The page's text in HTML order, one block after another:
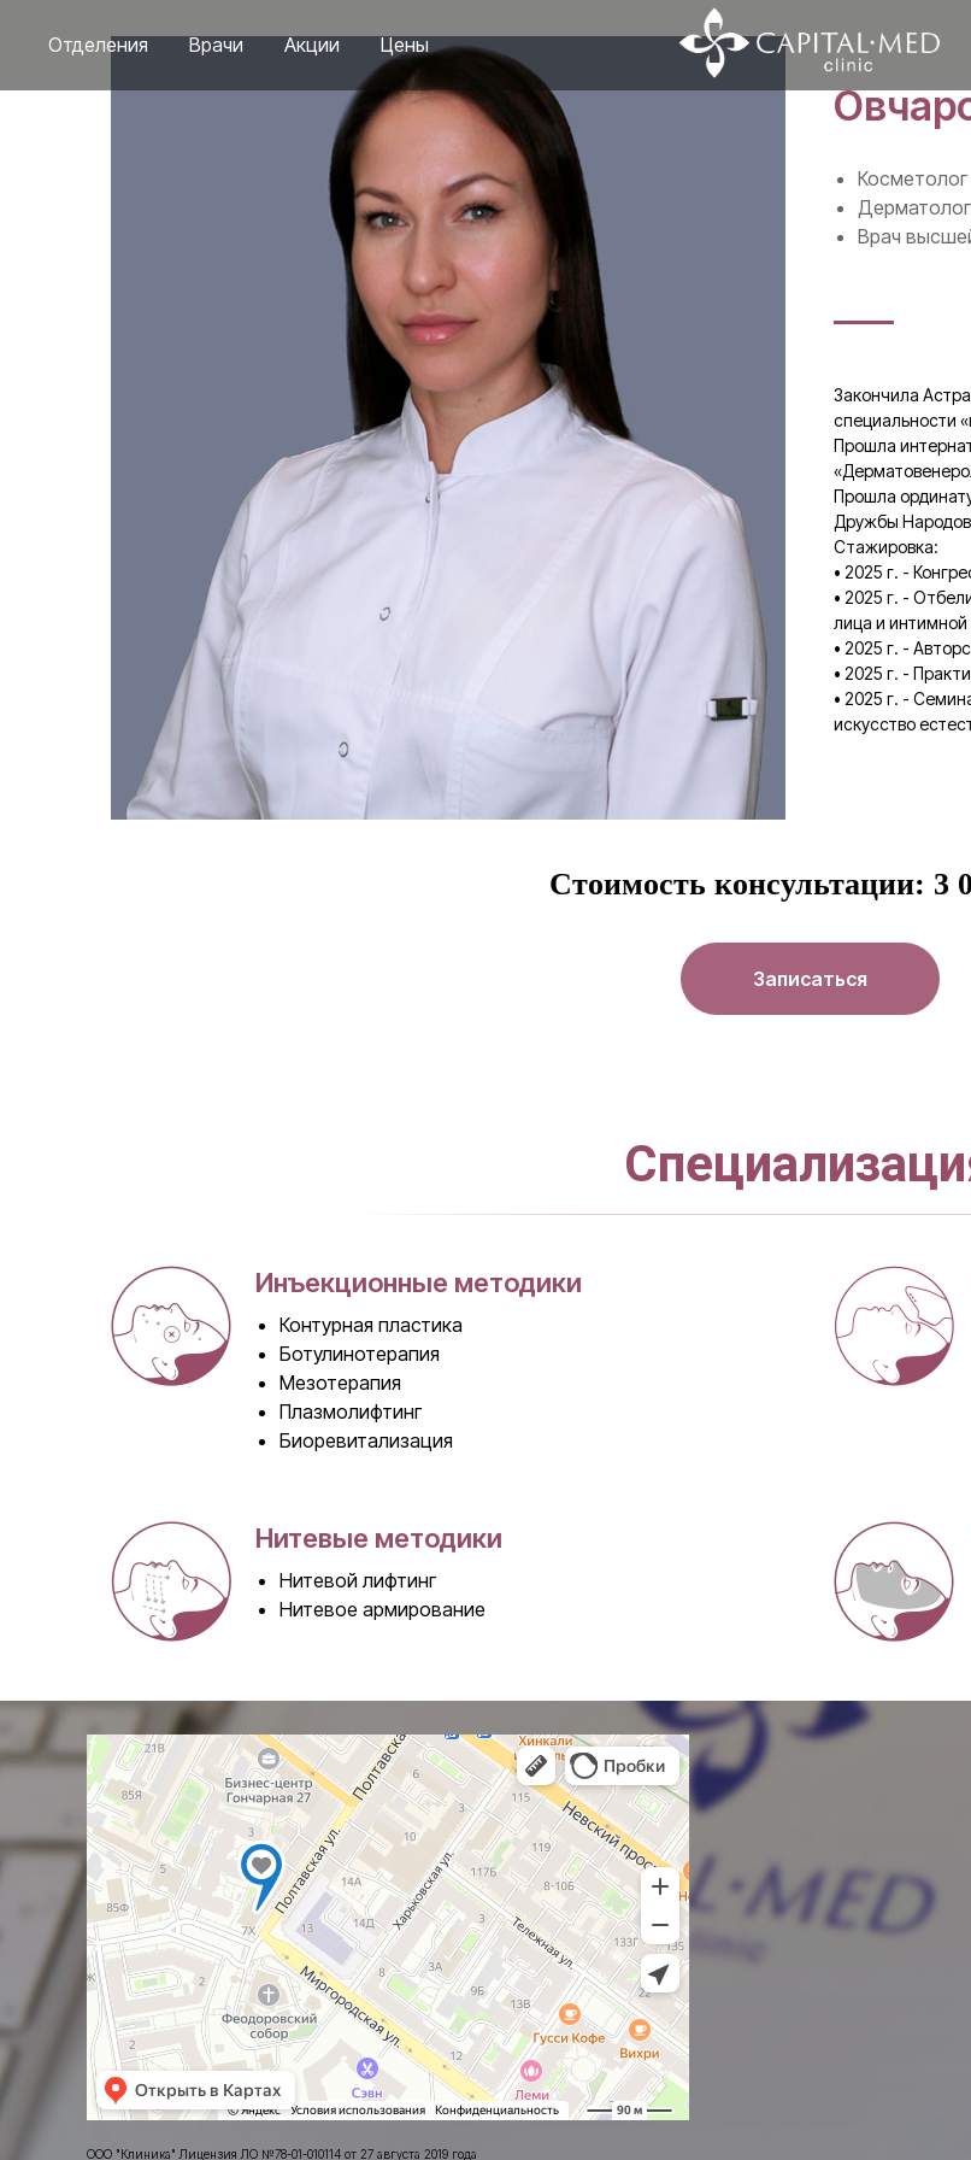
Отделения Врачи Акции Цены
Косметолог
Дерматолог
Врач
Закончила
специальности
Прошла
Прошла
Дружбы Народов
Стажировка:
• 2025 г. -
• 2025 г. -
лица и
• 2025 г. -
• 2025 г. -
• 2025 г. -
искусство
Стоимость консультации: 3
Записаться
Инъекционные методики
Контурная пластика
Ботулинотерапия
Мезотерапия
Плазмолифтинг
Биоревитализация
Нитевые методики
Нитевой лифтинг
Нитевое армирование
ООО "Клиника" Лицензия ЛО №78-01-010114 от 27 августа 2019 года